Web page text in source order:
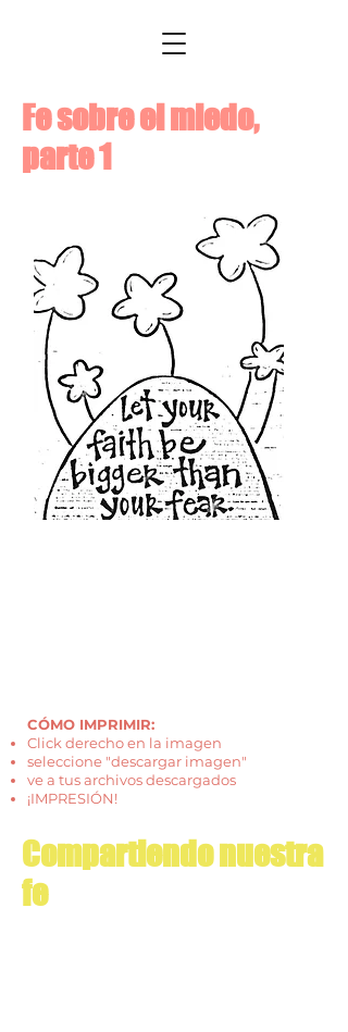
Fe sobre el miedo,
parte 1
CÓMO IMPRIMIR:
Click derecho en la imagen
seleccione "descargar imagen"
ve a tus archivos descargados
¡IMPRESIÓN!
Compartiendo nuestra
fe